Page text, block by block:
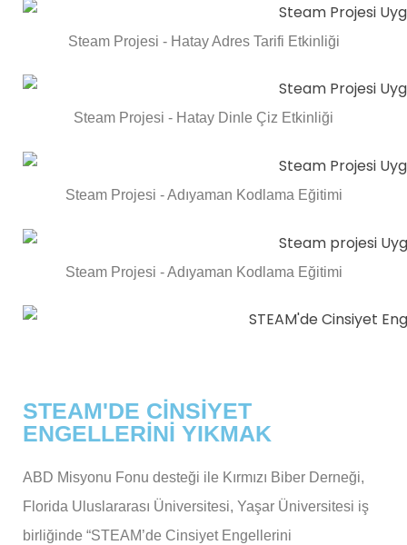
Steam Projesi - Hatay Adres Tarifi Etkinliği
Steam Projesi - Hatay Dinle Çiz Etkinliği
Steam Projesi - Adıyaman Kodlama Eğitimi
Steam Projesi - Adıyaman Kodlama Eğitimi
STEAM'DE CİNSİYET
ENGELLERİNİ YIKMAK
ABD Misyonu Fonu desteği ile Kırmızı Biber Derneği,
Florida Uluslararası Üniversitesi, Yaşar Üniversitesi iş
birliğinde “STEAM’de Cinsiyet Engellerini